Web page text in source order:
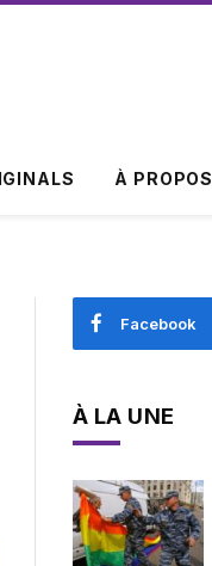
À PROPOS
Facebook
À LA UNE